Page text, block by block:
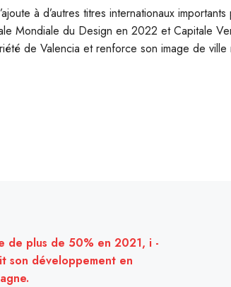
à d’autres titres internationaux
Mondiale du Design en 2022 et Capitale
de Valencia et renforce son image de ville
de plus de 50% en 2021, i -
son développement en